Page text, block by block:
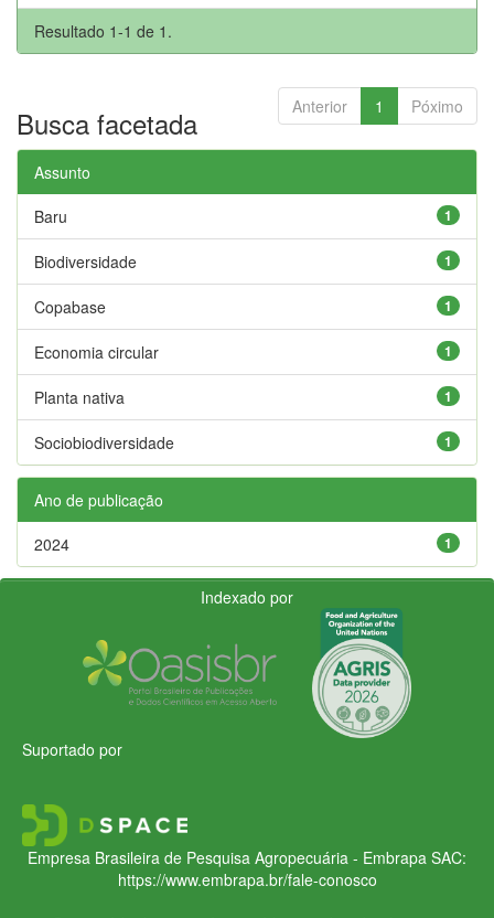
Resultado 1-1 de 1.
Anterior 1 Póximo
Busca facetada
Assunto
1
Baru
1
Biodiversidade
1
Copabase
1
Economia circular
1
Planta nativa
1
Sociobiodiversidade
Ano de publicação
1
2024
Indexado por
Suportado por
Empresa Brasileira de Pesquisa Agropecuária - Embrapa SAC:
https://www.embrapa.br/fale-conosco